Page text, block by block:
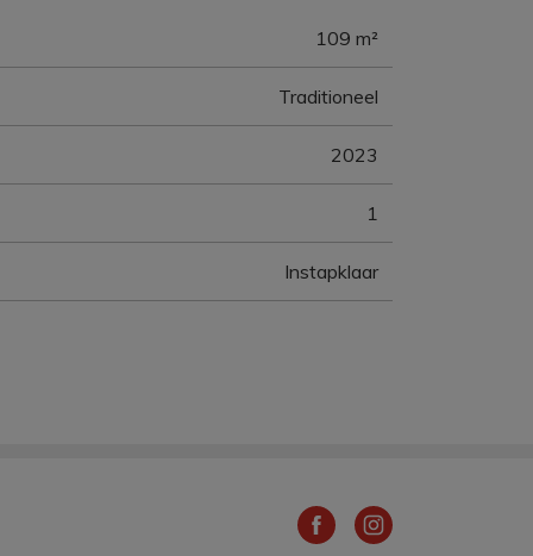
109 m²
Traditioneel
2023
1
Instapklaar